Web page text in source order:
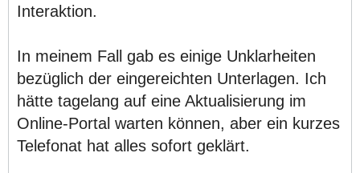
Interaktion.
In meinem Fall gab es einige Unklarheiten
bezüglich der eingereichten Unterlagen. Ich
hätte tagelang auf eine Aktualisierung im
Online-Portal warten können, aber ein kurzes
Telefonat hat alles sofort geklärt.